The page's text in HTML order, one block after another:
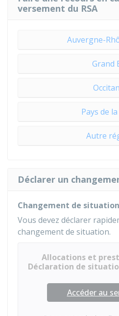
versement du RSA
Auvergne-
Grand
Pays de
Autre
Déclarer un
Changement de
Vous devez déclarer
changement de situation.
Allocations et
Déclaration de
Accéder au